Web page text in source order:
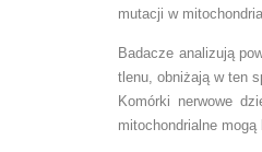
mutacji w
Badacze analizują
tlenu, obniżają w ten
Komórki nerwowe
mitochondrialne